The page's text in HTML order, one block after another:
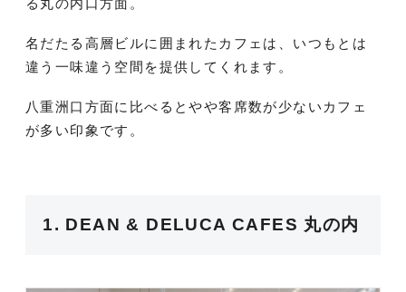
名だたる高層ビルに囲まれたカフェは、いつもとは
違う一味違う空間を提供してくれます。
八重洲口方面に比べるとやや客席数が少ないカフェ
が多い印象です。
1. DEAN & DELUCA CAFES 丸の内